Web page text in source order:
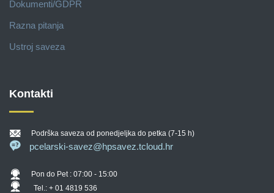
Dokumenti/GDPR
Razna pitanja
Ustroj saveza
Kontakti
Podrška saveza od ponedjeljka do petka (7-15 h)
pcelarski-savez@hpsavez.tcloud.hr
Pon do Pet : 07:00 - 15:00
Tel.: + 01 4819 536